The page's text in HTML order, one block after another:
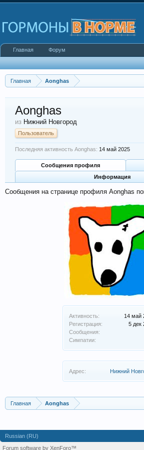
Главная Aonghas
Активность:
14 май
Регистрация:
5 дек
Сообщения:
Симпатии:
Адрес: Нижний
Aonghas
из Нижний Новгород
Пользователь
Последняя активность Aonghas: 14 май 2025
Сообщения профиля
Информация
Сообщения на странице профиля Aonghas
Главная Aonghas
Главная Форум
Russian (RU)
Forum software by XenForo™